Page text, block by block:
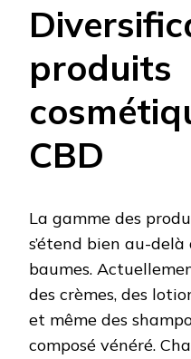
produits
CBD
La gamme des
s’étend bien au-
baumes.
des crèmes, des
et même des
composé vénéré.